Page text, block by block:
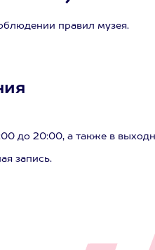
правил музея.
до 20:00, а также в
запись.